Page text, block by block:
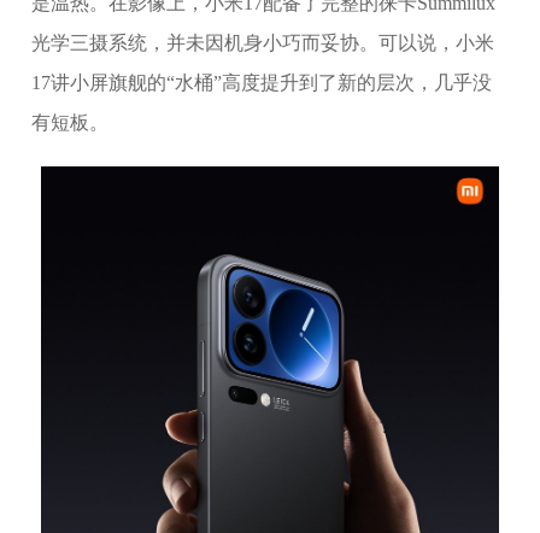
光学三摄系统，并未因机身小巧而妥协。可以说，小米
17讲小屏旗舰的“水桶”高度提升到了新的层次，几乎没
有短板。